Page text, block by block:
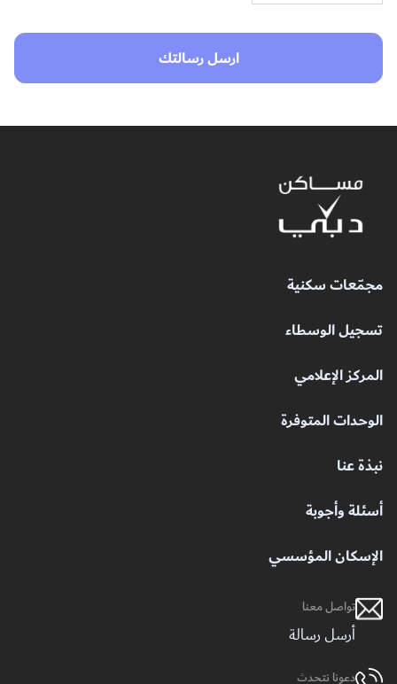
ارسل رسالتك
مجمّعات سكنية
تسجيل الوسطاء
المركز الإعلامي
الوحدات المتوفرة
نبذة عنا
أسئلة وأجوبة
الإسكان المؤسسي
تواصل معنا
أرسل رسالة
دعونا نتحدث